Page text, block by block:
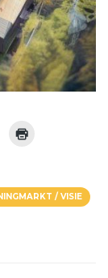
/ VISIE